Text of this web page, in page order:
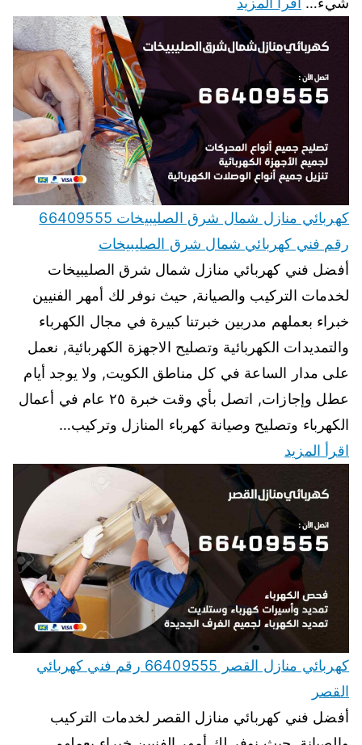
كهربائي منازل شمال شرق الصليبيخات 66409555
رقم فني كهربائي شمال شرق الصليبيخات
أفضل فني كهربائي منازل شمال شرق الصليبيخات
لخدمات التركيب والصيانة, حيث نوفر لك أمهر الفنيين
خبراء بعملهم مدربين خبرتنا كبيرة في مجال الكهرباء
والتمديدات الكهربائية وتصليح الاجهزة الكهربائية, نعمل
على مدار الساعة في كل مناطق الكويت, ولا يوجد أيام
عطل وإجازات, اتصل بأي وقت خبرة ٢٥ عام في أعمال
الكهرباء وتصليح وصيانة كهرباء المنازل وتركيب…
اقرأ المزيد
كهربائي منازل القصر 66409555 رقم فني كهربائي
القصر
أفضل فني كهربائي منازل القصر لخدمات التركيب